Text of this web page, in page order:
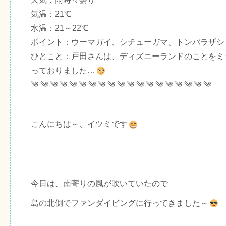
気温：21℃
水温：21～22℃
ポイント：ウーマガイ、シチューガマ、トンバラザシ
ひとこと：戸田さんは、ディズニーランドのことを
っておりました…
༄ ༄ ༄ ༄ ༄ ༄ ༄ ༄ ༄ ༄ ༄ ༄ ༄ ༄ ༄ ༄ ༄ ༄ ༄
こんにちは～、イツミです
今日は、南寄りの風が吹いていたので
島の北側でファンダイビングに行ってきました～